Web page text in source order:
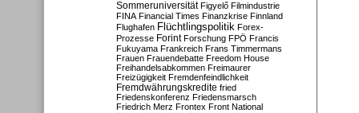
Sommeruniversität Figyelő Filmindustrie
FINA Financial Times Finanzkrise Finnland
Flughafen Flüchtlingspolitik Forex-
Prozesse Forint Forschung FPÖ Francis
Fukuyama Frankreich Frans Timmermans
Frauen Frauendebatte Freedom House
Freihandelsabkommen Freimaurer
Freizügigkeit Fremdenfeindlichkeit
Fremdwährungskredite fried
Friedenskonferenz Friedensmarsch
Friedrich Merz Frontex Front National